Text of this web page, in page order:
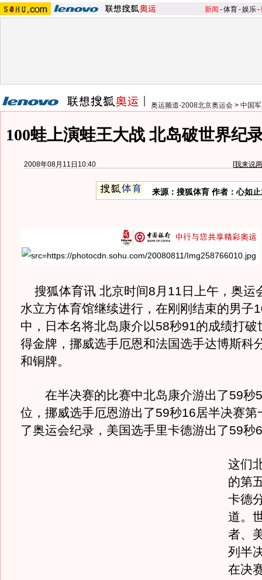
新闻 -体育-娱乐-
奥运频道-2008北京奥运会 > 中国
100蛙上演蛙王大战 北岛破世界纪
2008年08月11日10:40 [我来说
来源：搜狐体育 作者：心如
搜狐体育讯 北京时间8月11日上午，奥运
水立方体育馆继续进行，在刚刚结束的男子
中，日本名将北岛康介以58秒91的成绩打破
得金牌，挪威选手厄恩和法国选手达博斯科
和铜牌。
在半决赛的比赛中北岛康介游出了59秒
位，挪威选手厄恩游出了59秒16居半决赛第
了奥运会纪录，美国选手里卡德游出了59秒
这们
的第
卡德
道。
者、
列半
在决